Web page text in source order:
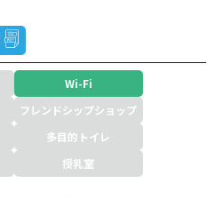
Wi-Fi
フレンドシップショップ
多目的トイレ
授乳室